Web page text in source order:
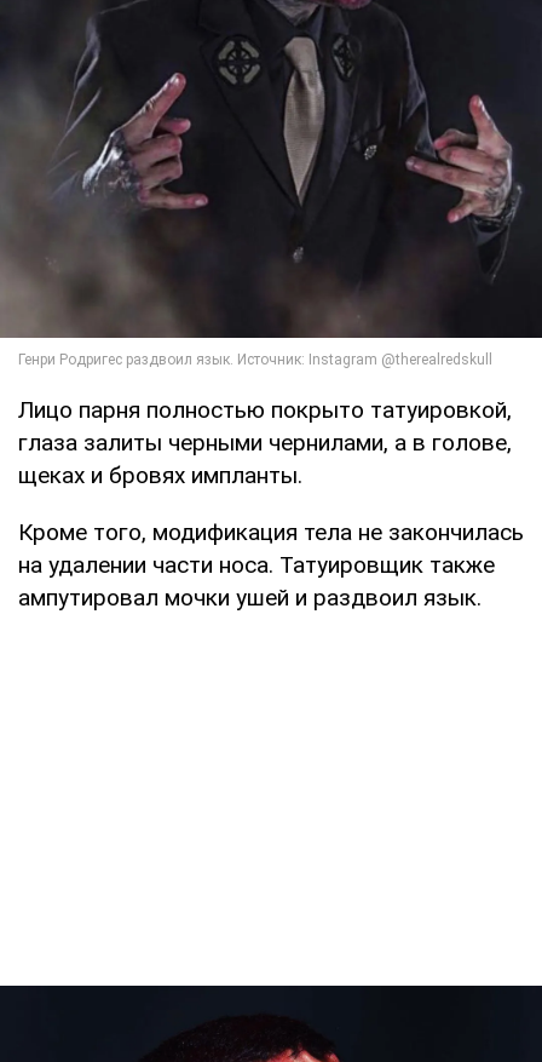
Лицо парня полностью покрыто татуировкой,
глаза залиты черными чернилами, а в голове,
щеках и бровях импланты.
Кроме того, модификация тела не закончилась
на удалении части носа. Татуировщик также
ампутировал мочки ушей и раздвоил язык.